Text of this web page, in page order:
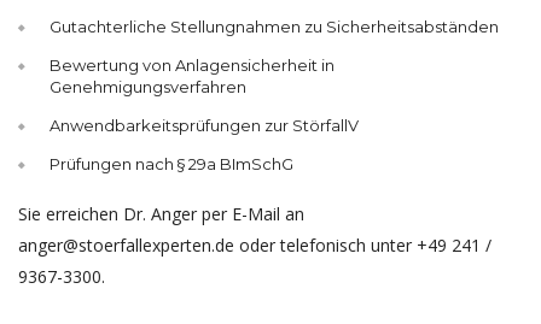
Gutachterliche Stellungnahmen zu Sicherheitsabständen
Bewertung von Anlagensicherheit in
Genehmigungsverfahren
Anwendbarkeitsprüfungen zur StörfallV
Prüfungen nach § 29a BImSchG
Sie erreichen Dr. Anger per E-Mail an
anger@stoerfallexperten.de oder telefonisch unter +49 241 /
9367-3300.